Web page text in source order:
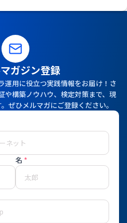
ガジン登録
運用に役立つ実践情報をお届け！さ
や構築ノウハウ、検定対策まで、現
ぜひメルマガにご登録ください。
名 *